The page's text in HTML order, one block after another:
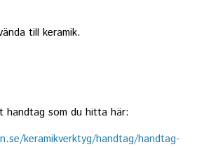
till keramik.
handtag som du hitta här:
keramikverktyg/handtag/handtag-